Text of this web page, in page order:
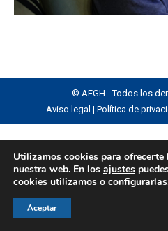
© AEGH - Todos los
Aviso legal | Política de
Utilizamos cookies para ofrecerte
nuestra web. En los ajustes
cookies utilizamos o
Aceptar